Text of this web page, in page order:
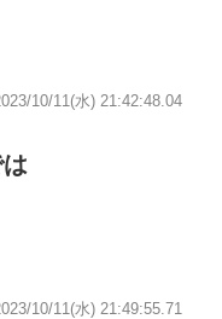
10/11(水) 21:42:48.04
10/11(水) 21:49:55.71